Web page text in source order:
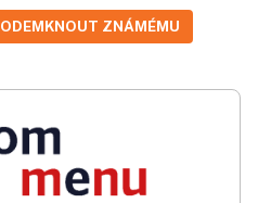
ODEMKNOUT ZNÁMÉMU